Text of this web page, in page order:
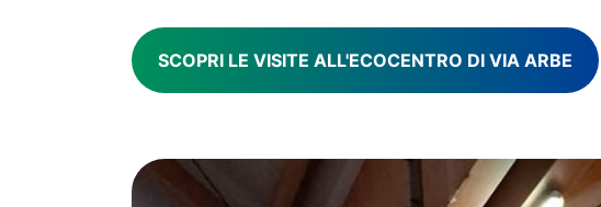
SCOPRI LE VISITE ALL'ECOCENTRO DI VIA ARBE